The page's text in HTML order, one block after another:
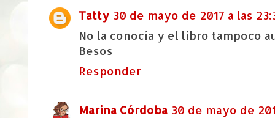
Tatty 30 de mayo de 2017 a las
No la conocía y el libro tampoco
Besos
Responder
Marina Córdoba 30 de mayo de